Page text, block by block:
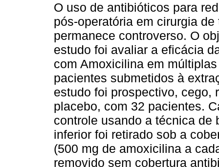
O uso de antibióticos para
pós-operatória em cirurgia de
permanece controverso. O
estudo foi avaliar a eficácia
com Amoxicilina em
pacientes submetidos à
estudo foi prospectivo, cego,
placebo, com 32 pacientes.
controle usando a técnica de
inferior foi retirado sob a
(500 mg de amoxicilina a
removido sem cobertura